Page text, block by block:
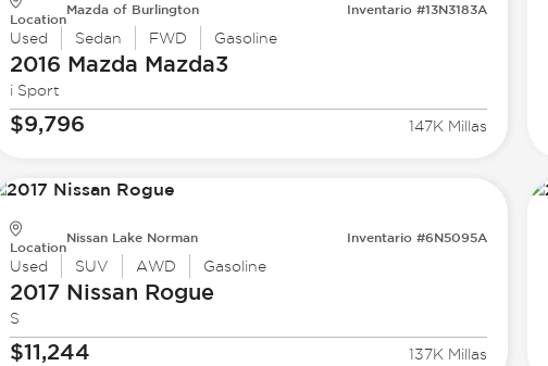
Location
Mazda of Burlington Inventario #13N3183A
Used Sedan FWD Gasoline
2016 Mazda Mazda3
i Sport
$9,796 147K Millas
Location
Nissan Lake Norman Inventario #6N5095A
Used SUV AWD Gasoline
2017 Nissan Rogue
S
$11,244 137K Millas